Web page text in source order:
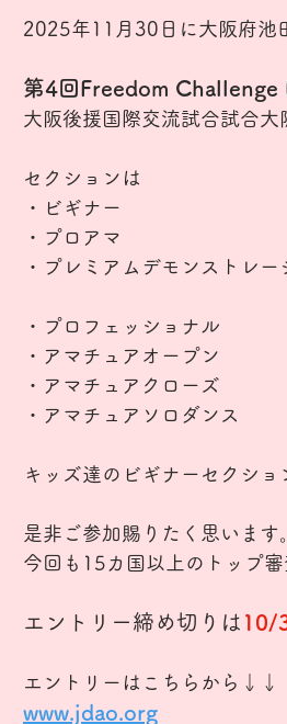
2025年11月30日に大阪府池
第4回Freedom
大阪後援国際交流試合試合
セクションは
・ビギナー
・プロアマ
・プレミアムデモンストレー
・プロフェッショナル
・アマチュアオープン
・アマチュアクローズ
・アマチュアソロダンス
キッズ達のビギナーセクシ
是非ご参加賜りたく思います
今回も15カ国以上のトップ
エントリー締め切りは 10/
エントリーはこちらから↓↓
www.jdao.org